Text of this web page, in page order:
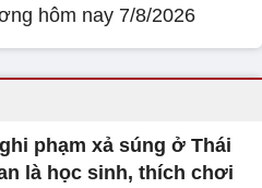
hôm nay 7/8/2026
phạm xả súng ở Thái
là học sinh, thích chơi